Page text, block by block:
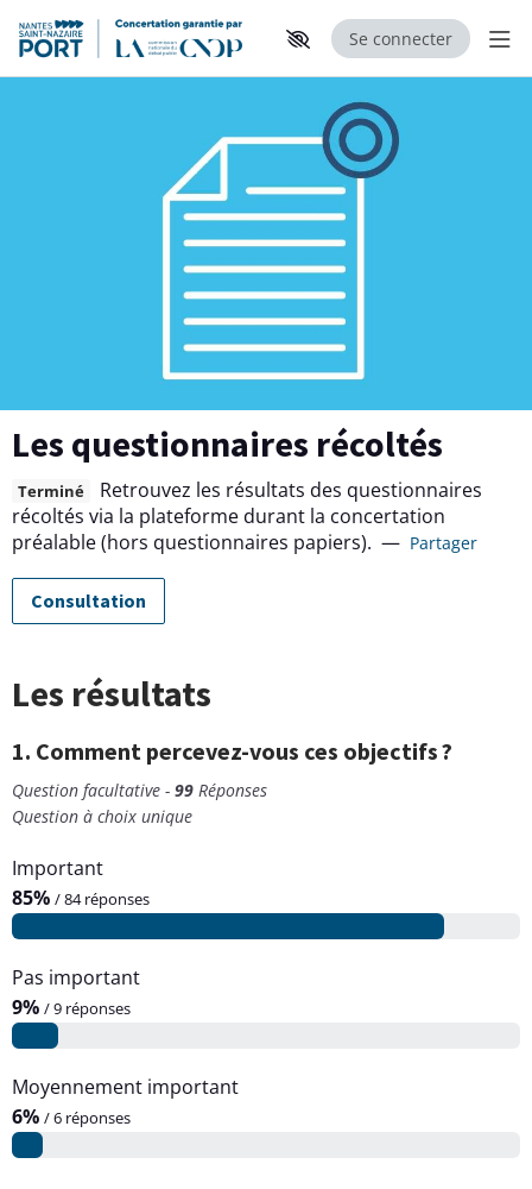
Se connecter
Les questionnaires récoltés
Terminé
Retrouvez les résultats des questionnaires
récoltés via la plateforme durant la concertation
préalable (hors questionnaires papiers). — Partager
Consultation
Les résultats
1. Comment percevez-vous ces objectifs ?
Question facultative - 99 Réponses
Question à choix unique
Important
85% / 84 réponses
Pas important
9% / 9 réponses
Moyennement important
6% / 6 réponses